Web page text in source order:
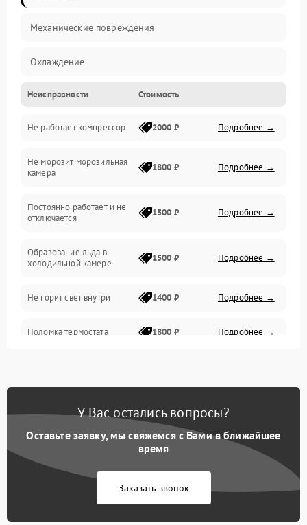
Механические повреждения
Охлаждение
Механика
Электропитание
Дренаж
Неисправности Стоимость
Не работает компрессор 2000 ₽ Подробнее →
Не морозит морозильная
камера
1800 ₽ Подробнее →
Постоянно работает и не
отключается
1500 ₽ Подробнее →
Образование льда в
холодильной камере
1500 ₽ Подробнее →
Не горит свет внутри 1400 ₽ Подробнее →
Поломка термостата 1800 ₽ Подробнее →
Образование конденсата
1800 ₽ Подробнее →
Сбой в работе инвертора
2000 ₽ Подробнее →
У Вас остались вопросы?
Оставьте заявку, мы свяжемся с Вами в ближайшее
время
Заказать звонок